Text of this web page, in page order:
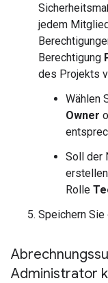
jedem
Berechtigung
des Projekts
Wählen
Owner
Soll der
Rolle
Speichern Sie
Administrator